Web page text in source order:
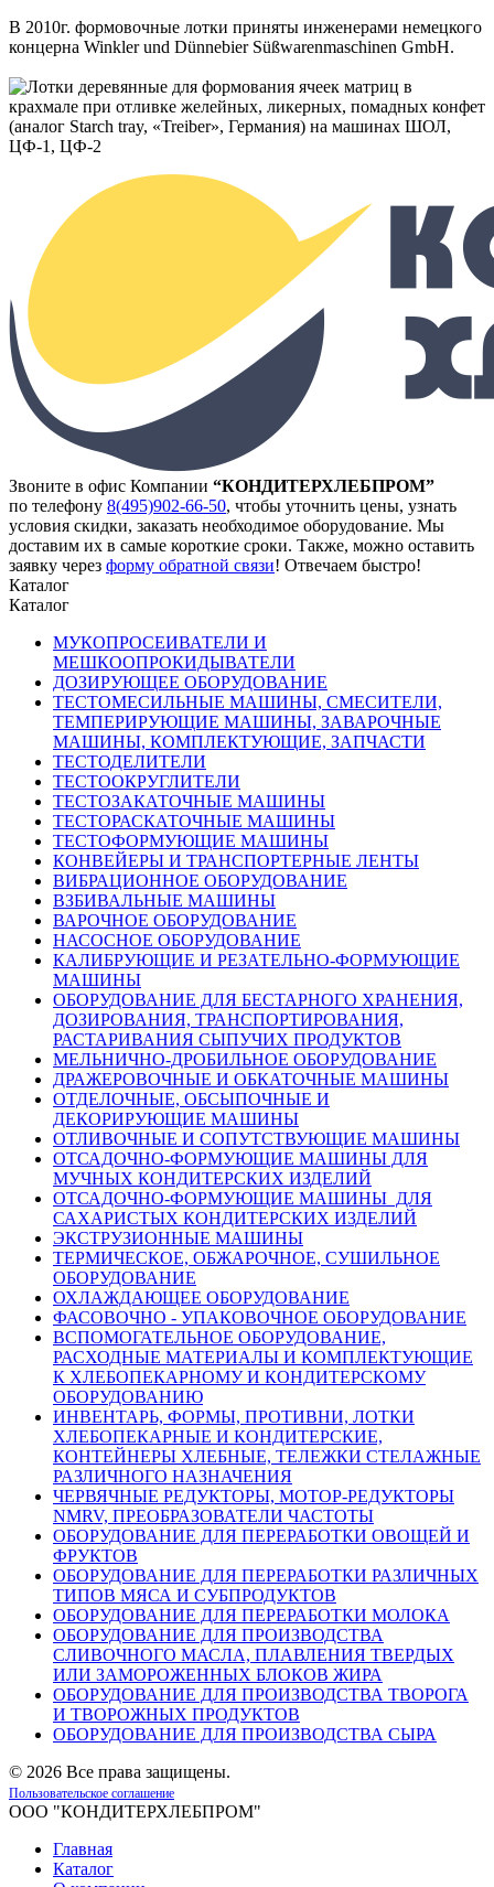
В 2010г. формовочные лотки приняты инженерами немецкого
концерна Winkler und Dünnebier Süßwarenmaschinen GmbH.
Звоните в офис Компании “КОНДИТЕРХЛЕБПРОМ”
по телефону 8(495)902-66-50, чтобы уточнить цены, узнать
условия скидки, заказать необходимое оборудование. Мы
доставим их в самые короткие сроки. Также, можно оставить
заявку через форму обратной связи! Отвечаем быстро!
Каталог
Каталог
МУКОПРОСЕИВАТЕЛИ И
МЕШКООПРОКИДЫВАТЕЛИ
ДОЗИРУЮЩЕЕ ОБОРУДОВАНИЕ
ТЕСТОМЕСИЛЬНЫЕ МАШИНЫ, СМЕСИТЕЛИ,
ТЕМПЕРИРУЮЩИЕ МАШИНЫ, ЗАВАРОЧНЫЕ
МАШИНЫ, КОМПЛЕКТУЮЩИЕ, ЗАПЧАСТИ
ТЕСТОДЕЛИТЕЛИ
ТЕСТООКРУГЛИТЕЛИ
ТЕСТОЗАКАТОЧНЫЕ МАШИНЫ
ТЕСТОРАСКАТОЧНЫЕ МАШИНЫ
ТЕСТОФОРМУЮЩИЕ МАШИНЫ
КОНВЕЙЕРЫ И ТРАНСПОРТЕРНЫЕ ЛЕНТЫ
ВИБРАЦИОННОЕ ОБОРУДОВАНИЕ
ВЗБИВАЛЬНЫЕ МАШИНЫ
ВАРОЧНОЕ ОБОРУДОВАНИЕ
НАСОСНОЕ ОБОРУДОВАНИЕ
КАЛИБРУЮЩИЕ И РЕЗАТЕЛЬНО-ФОРМУЮЩИЕ
МАШИНЫ
ОБОРУДОВАНИЕ ДЛЯ БЕСТАРНОГО ХРАНЕНИЯ,
ДОЗИРОВАНИЯ, ТРАНСПОРТИРОВАНИЯ,
РАСТАРИВАНИЯ СЫПУЧИХ ПРОДУКТОВ
МЕЛЬНИЧНО-ДРОБИЛЬНОЕ ОБОРУДОВАНИЕ
ДРАЖЕРОВОЧНЫЕ И ОБКАТОЧНЫЕ МАШИНЫ
ОТДЕЛОЧНЫЕ, ОБСЫПОЧНЫЕ И
ДЕКОРИРУЮЩИЕ МАШИНЫ
ОТЛИВОЧНЫЕ И СОПУТСТВУЮЩИЕ МАШИНЫ
ОТСАДОЧНО-ФОРМУЮЩИЕ МАШИНЫ ДЛЯ
МУЧНЫХ КОНДИТЕРСКИХ ИЗДЕЛИЙ
ОТСАДОЧНО-ФОРМУЮЩИЕ МАШИНЫ ДЛЯ
САХАРИСТЫХ КОНДИТЕРСКИХ ИЗДЕЛИЙ
ЭКСТРУЗИОННЫЕ МАШИНЫ
ТЕРМИЧЕСКОЕ, ОБЖАРОЧНОЕ, СУШИЛЬНОЕ
ОБОРУДОВАНИЕ
ОХЛАЖДАЮЩЕЕ ОБОРУДОВАНИЕ
ФАСОВОЧНО - УПАКОВОЧНОЕ ОБОРУДОВАНИЕ
ВСПОМОГАТЕЛЬНОЕ ОБОРУДОВАНИЕ,
РАСХОДНЫЕ МАТЕРИАЛЫ И КОМПЛЕКТУЮЩИЕ
К ХЛЕБОПЕКАРНОМУ И КОНДИТЕРСКОМУ
ОБОРУДОВАНИЮ
ИНВЕНТАРЬ, ФОРМЫ, ПРОТИВНИ, ЛОТКИ
ХЛЕБОПЕКАРНЫЕ И КОНДИТЕРСКИЕ,
КОНТЕЙНЕРЫ ХЛЕБНЫЕ, ТЕЛЕЖКИ СТЕЛАЖНЫЕ
РАЗЛИЧНОГО НАЗНАЧЕНИЯ
ЧЕРВЯЧНЫЕ РЕДУКТОРЫ, МОТОР-РЕДУКТОРЫ
NMRV, ПРЕОБРАЗОВАТЕЛИ ЧАСТОТЫ
ОБОРУДОВАНИЕ ДЛЯ ПЕРЕРАБОТКИ ОВОЩЕЙ И
ФРУКТОВ
ОБОРУДОВАНИЕ ДЛЯ ПЕРЕРАБОТКИ РАЗЛИЧНЫХ
ТИПОВ МЯСА И СУБПРОДУКТОВ
ОБОРУДОВАНИЕ ДЛЯ ПЕРЕРАБОТКИ МОЛОКА
ОБОРУДОВАНИЕ ДЛЯ ПРОИЗВОДСТВА
СЛИВОЧНОГО МАСЛА, ПЛАВЛЕНИЯ ТВЕРДЫХ
ИЛИ ЗАМОРОЖЕННЫХ БЛОКОВ ЖИРА
ОБОРУДОВАНИЕ ДЛЯ ПРОИЗВОДСТВА ТВОРОГА
И ТВОРОЖНЫХ ПРОДУКТОВ
ОБОРУДОВАНИЕ ДЛЯ ПРОИЗВОДСТВА СЫРА
© 2026 Все права защищены.
Пользовательское соглашение
ООО "КОНДИТЕРХЛЕБПРОМ"
Главная
Каталог